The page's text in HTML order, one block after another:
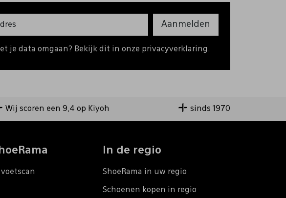
Aanmelden
je data omgaan? Bekijk dit in onze privacyverklaring.
Wij scoren een 9,4 op Kiyoh sinds 1970
In de regio
ShoeRama in uw regio
Schoenen kopen in regio